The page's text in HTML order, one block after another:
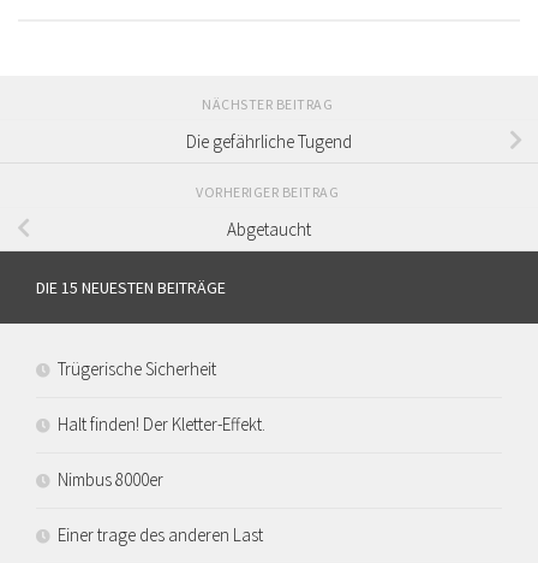
NÄCHSTER BEITRAG
Die gefährliche Tugend
VORHERIGER BEITRAG
Abgetaucht
DIE 15 NEUESTEN BEITRÄGE
Trügerische Sicherheit
Halt finden! Der Kletter-Effekt.
Nimbus 8000er
Einer trage des anderen Last